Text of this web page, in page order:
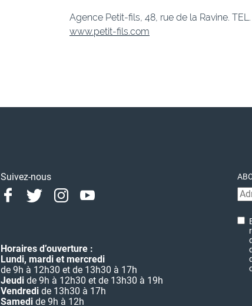
Agence Petit-fils, 48, rue de la Ravine.
www.petit-fils.com
Suivez-nous
FacebookTwitterInstagramYoutube
Horaires d’ouverture :
Lundi, mardi et mercredi
de 9h à 12h30 et de 13h30 à 17h
Jeudi de 9h à 12h30 et de 13h30 à 19h
Vendredi de 13h30 à 17h
Samedi de 9h à 12h